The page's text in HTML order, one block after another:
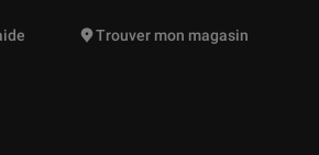
produits vont vous être proposées
Trouver mon magasin